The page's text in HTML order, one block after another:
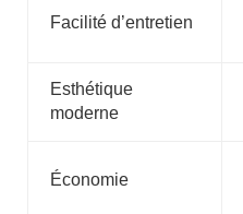
Facilité d’entretien
Esthétique
moderne
Économie